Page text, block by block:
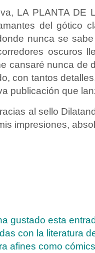
LA PLANTA DE
del gótico
nunca se
oscuros
cansaré nunca de
con tantos
publicación que
al sello
impresiones,
gustado esta
con la literatura
afines como